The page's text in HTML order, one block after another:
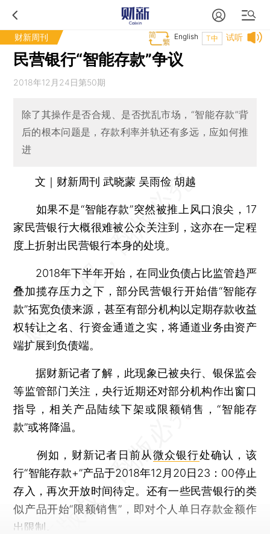
财新周刊 试听
T中
English
民营银行“智能存款”争议
2018年12月24日第50期
除了其操作是否合规、是否扰乱市场，“智能存款”背
后的根本问题是，存款利率并轨还有多远，应如何推
进
文｜财新周刊 武晓蒙 吴雨俭 胡越
如果不是“智能存款”突然被推上风口浪尖，17
家民营银行大概很难被公众关注到，这亦在一定程
度上折射出民营银行本身的处境。
2018年下半年开始，在同业负债占比监管趋严
叠加揽存压力之下，部分民营银行开始借“智能存
款”拓宽负债来源，甚至有部分机构以定期存款收益
权转让之名、行资金通道之实，将通道业务由资产
端扩展到负债端。
据财新记者了解，此现象已被央行、银保监会
等监管部门关注，央行近期还对部分机构作出窗口
指导，相关产品陆续下架或限额销售，“智能存
款”或将降温。
例如，财新记者日前从微众银行处确认，该
行“智能存款+”产品于2018年12月20日23：00停止
存入，再次开放时间待定。还有一些民营银行的类
似产品开始“限额销售”，即对个人单日存款金额作
出限制。